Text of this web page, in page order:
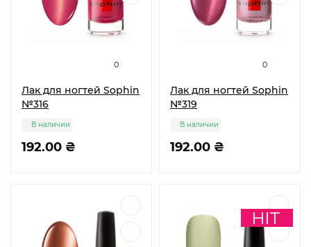
0
Лак для ногтей Sophin
№316
192.00 ₴
В наличии
0
Лак для ногтей Sophin
№319
192.00 ₴
В наличии